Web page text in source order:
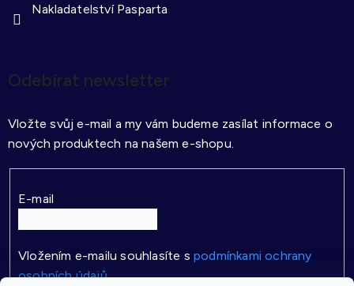
Nakladatelství Pasparta
Odebírat newsletter
Vložte svůj e-mail a my vám budeme zasílat informace o
nových produktech na našem e-shopu.
E-mail
Vložením e-mailu souhlasíte s podmínkami ochrany
osobních údajů